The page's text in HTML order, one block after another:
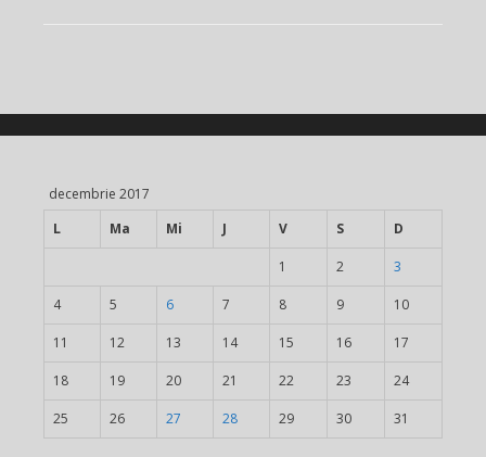
decembrie 2017
L
Ma Mi J V S D
1 2 3
4 5 6 7 8 9 10
11 12 13 14 15 16 17
18 19 20 21 22 23 24
25 26 27 28 29 30 31